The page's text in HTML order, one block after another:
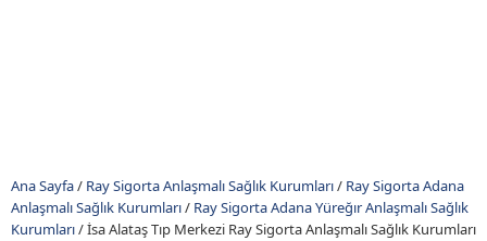
Ana Sayfa/ Ray Sigorta Anlaşmalı Sağlık Kurumları/ Ray Sigorta Adana
Anlaşmalı Sağlık Kurumları/ Ray Sigorta Adana Yüreğır Anlaşmalı Sağlık
Kurumları/İsa Alataş Tıp Merkezi Ray Sigorta Anlaşmalı Sağlık Kurumları